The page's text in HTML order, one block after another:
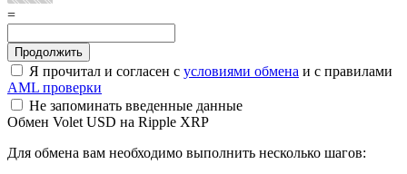
=
Я прочитал и согласен с условиями обмена и с правилами
AML проверки
Не запоминать введенные данные
Обмен Volet USD на Ripple XRP
Для обмена вам необходимо выполнить несколько шагов: